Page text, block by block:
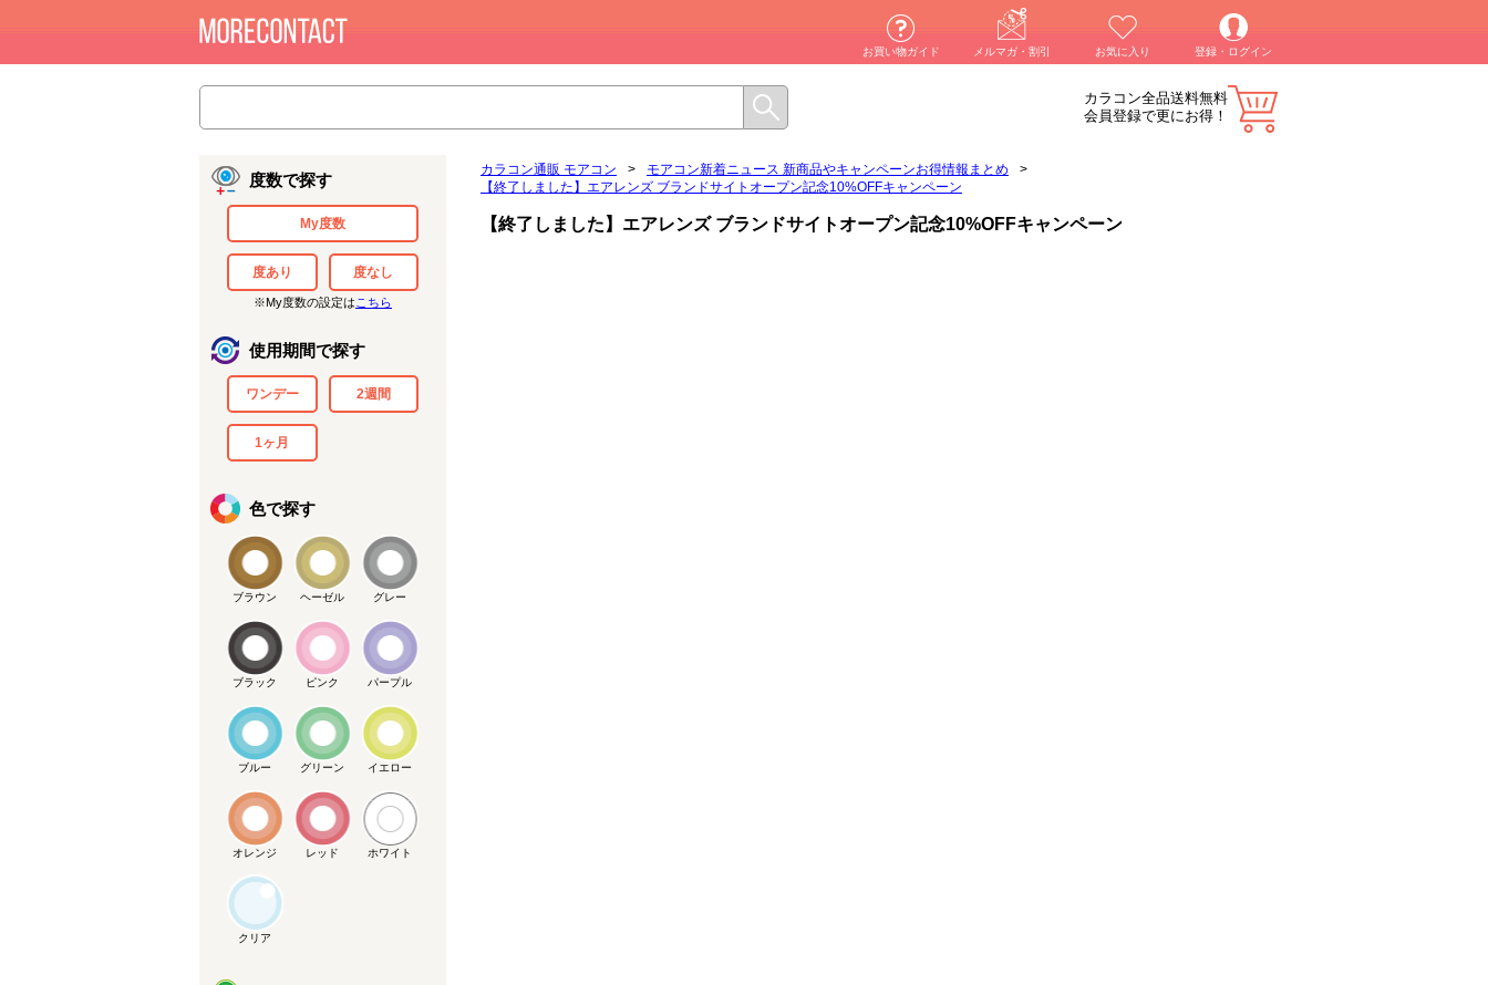
お買い物ガイド メルマガ・割引 お気に入り 登録・ログイン
カラコン全品送料無料
会員登録で更にお得！
度数で探す
My度数
度あり 度なし
※My度数の設定は こちら
使用期間で探す
ワンデー 2週間
1ヶ月
色で探す
ブラウン ヘーゼル グレー
ブラック ピンク パープル
ブルー グリーン イエロー
オレンジ レッド ホワイト
クリア
カラコン通販 モアコン > モアコン新着ニュース 新商品やキャンペーンお得情報まとめ
>
【終了しました】エアレンズ ブランドサイトオープン記念10%OFFキャンペーン
【終了しました】エアレンズ ブランドサイトオープン記念10%OFFキャンペーン